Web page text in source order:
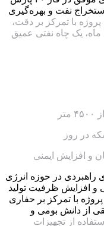
نفت و بهره‌گیری
پروژه با تمرکز بر دقت،
ایمنی و کاهش هزینه‌ها توانست در مدت ۶ ماه، یک چاه نفتی عمیق
و افزایش ایمنی
راهبردی در حوزه انرژی
و افزایش ظرفیت تولید
با تمرکز بر حفاری
گازی، تلفیقی از دانش بومی و
استفاده از تجهیزات